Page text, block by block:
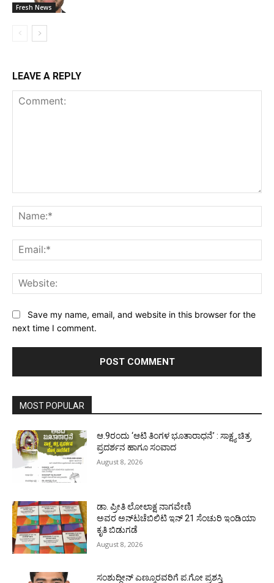
Fresh News
LEAVE A REPLY
Save my name, email, and website in this browser for the
next time I comment.
MOST POPULAR
ಆ.9ರಂದು ‘ಆಟಿ ತಿಂಗಳ ಭೂತಾರಾಧನೆ’ : ಸಾಕ್ಷ್ಯ ಚಿತ್ರ
ಪ್ರದರ್ಶನ ಹಾಗೂ ಸಂವಾದ
August 8, 2026
ಡಾ. ಪ್ರೀತಿ ಲೋಲಾಕ್ಷ ನಾಗವೇಣಿ
ಅವರ ಅನ್‌ಟಚೆಬಿಲಿಟಿ ಇನ್ 21 ಸೆಂಚುರಿ ಇಂಡಿಯಾ
ಕೃತಿ ಬಿಡುಗಡೆ
August 8, 2026
ಸಂಶುದ್ಧೀನ್ ಎಣ್ಮೂರವರಿಗೆ ಪ.ಗೋ ಪ್ರಶಸ್ತಿ